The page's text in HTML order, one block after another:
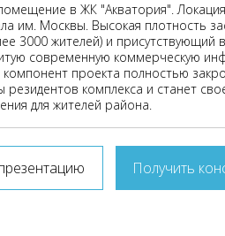
в ЖК "Акватория".
им. Москвы. Высокая плотность
3000 жителей) и присутствующий
современную коммерческую
проекта полностью
резидентов комплекса и станет
для жителей района.
Получить